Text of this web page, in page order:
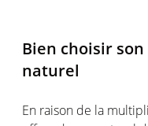
Bien choisir
naturel
En raison de la